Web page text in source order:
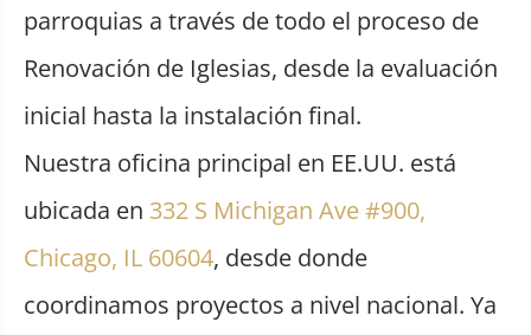
parroquias a través de todo el proceso de
Renovación de Iglesias, desde la evaluación
inicial hasta la instalación final.
Nuestra oficina principal en EE.UU. está
ubicada en 332 S Michigan Ave #900,
Chicago, IL 60604, desde donde
coordinamos proyectos a nivel nacional. Ya